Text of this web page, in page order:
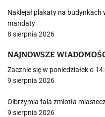
Naklejał plakaty na budynkach
mandaty
8 sierpnia 2026
NAJNOWSZE
Zacznie się w poniedziałek o
9 sierpnia 2026
Olbrzymia fala zmiotła
9 sierpnia 2026